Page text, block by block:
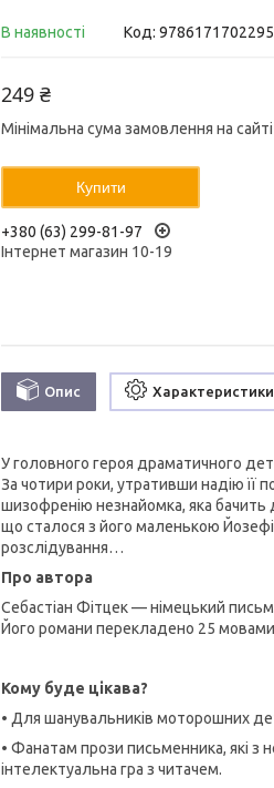
В наявності Код: 9786171702295
249 ₴
Мінімальна сума замовлення на
Купити
+380 (63) 299-81-97
Інтернет магазин 10-19
Опис Характеристики
У головного героя драматичного
За чотири роки, утративши надію її
шизофренію незнайомка, яка бачить
що сталося з його маленькою
розслідування…
Про автора
Себастіан Фітцек — німецький
Його романи перекладено 25
Кому буде цікава?
• Для шанувальників моторошних
• Фанатам прози письменника, які з
інтелектуальна гра з читачем.